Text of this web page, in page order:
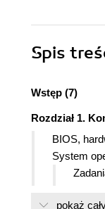
Spis
Wstęp (7)
Rozdział 1.
BIOS,
System
pokaż